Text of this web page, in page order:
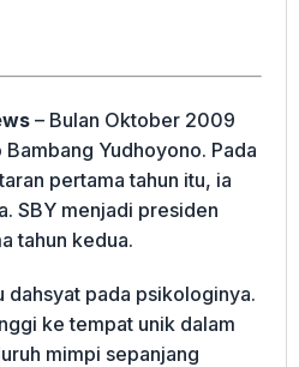
– Bulan Oktober 2009
Yudhoyono. Pada
pertama tahun itu, ia
SBY menjadi presiden
tahun kedua.
dahsyat pada psikologinya.
ke tempat unik dalam
mimpi sepanjang